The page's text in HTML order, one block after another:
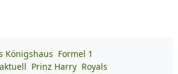
Königshaus Formel 1
Prinz Harry Royals